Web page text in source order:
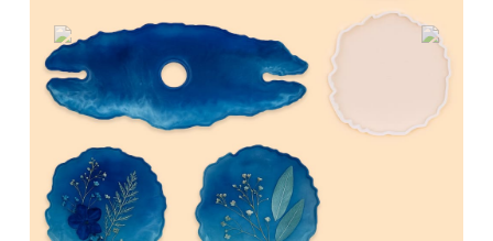
Previous Next